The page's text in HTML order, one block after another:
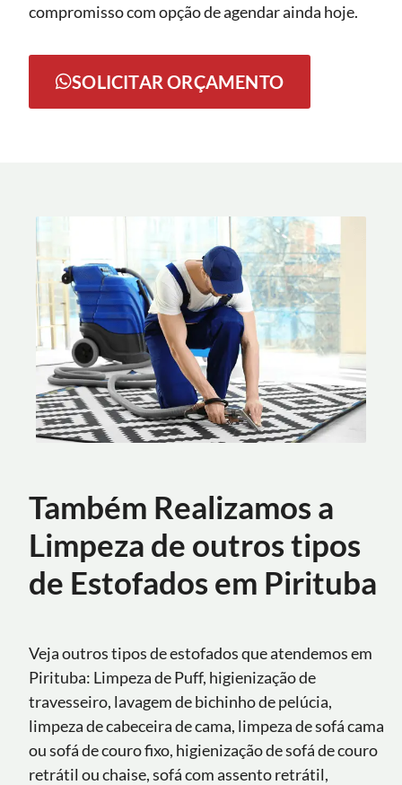
compromisso com opção de agendar ainda hoje.
SOLICITAR ORÇAMENTO
Também Realizamos a
Limpeza de outros tipos
de Estofados em Pirituba
Veja outros tipos de estofados que atendemos em
Pirituba: Limpeza de Puff, higienização de
travesseiro, lavagem de bichinho de pelúcia,
limpeza de cabeceira de cama, limpeza de sofá cama
ou sofá de couro fixo, higienização de sofá de couro
retrátil ou chaise, sofá com assento retrátil,